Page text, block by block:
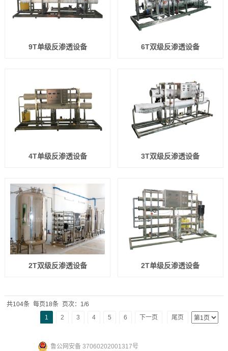
9T单级反渗透设备 6T双级反渗透设备
4T单级反渗透设备 3T双级反渗透设备
2T双级反渗透设备 2T单级反渗透设备
共104条 每页18条
页次：1/6
1
2 3 4 5 6 下一页 尾页
鲁公网安备 37060202001317号